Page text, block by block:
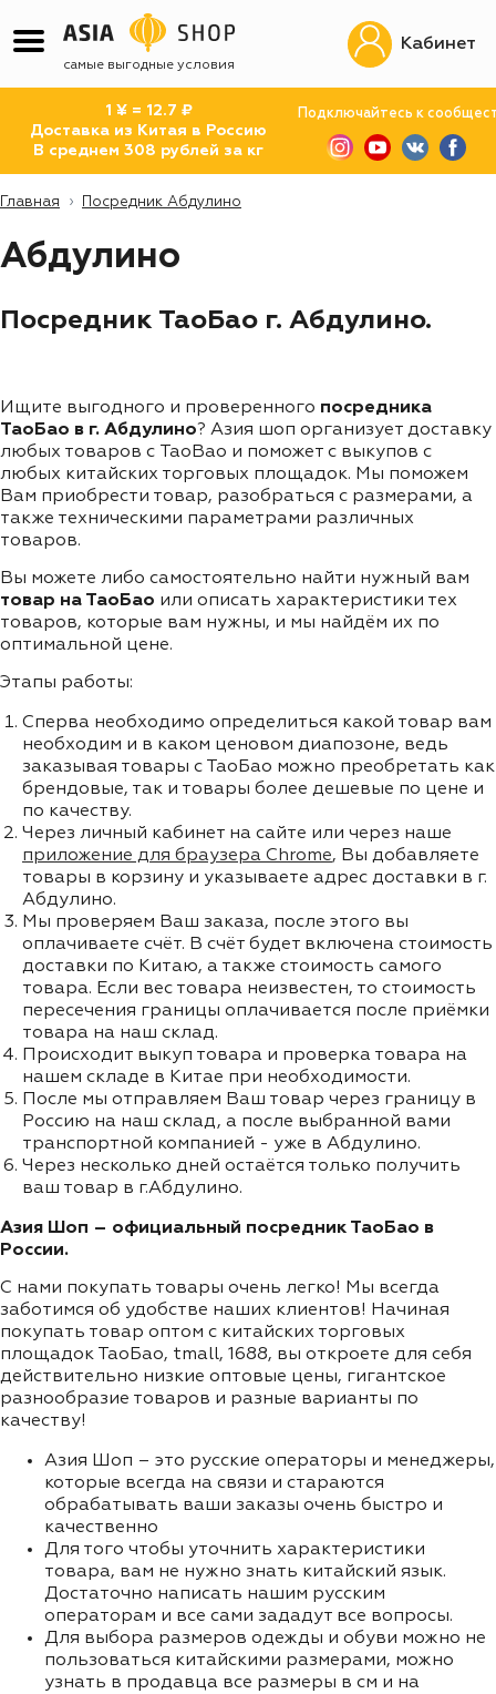
самые выгодные условия
1 ¥ = 12.7 ₽
Доставка из Китая в Россию
В среднем 308 рублей за кг
Подключайтесь к
Кабинет
Главная Посредник Абдулино
Абдулино
Посредник ТаоБао г. Абдулино.
Ищите выгодного и проверенного посредника
ТаоБао в г. Абдулино? Азия шоп организует доставку
любых товаров с TaoBao и поможет с выкупов с
любых китайских торговых площадок. Мы поможем
Вам приобрести товар, разобраться с размерами, а
также техническими параметрами различных
товаров.
Вы можете либо самостоятельно найти нужный вам
товар на ТаоБао или описать характеристики тех
товаров, которые вам нужны, и мы найдём их по
оптимальной цене.
Этапы работы:
Сперва необходимо определиться какой товар вам
необходим и в каком ценовом диапозоне, ведь
заказывая товары с ТаоБао можно преобретать как
брендовые, так и товары более дешевые по цене и
по качеству.
Через личный кабинет на сайте или через наше
приложение для браузера Chrome, Вы добавляете
товары в корзину и указываете адрес доставки в г.
Абдулино.
Мы проверяем Ваш заказа, после этого вы
оплачиваете счёт. В счёт будет включена стоимость
доставки по Китаю, а также стоимость самого
товара. Если вес товара неизвестен, то стоимость
пересечения границы оплачивается после приёмки
товара на наш склад.
Происходит выкуп товара и проверка товара на
нашем складе в Китае при необходимости.
После мы отправляем Ваш товар через границу в
Россию на наш склад, а после выбранной вами
транспортной компанией - уже в Абдулино.
Через несколько дней остаётся только получить
ваш товар в г.Абдулино.
Азия Шоп – официальный посредник ТаоБао в
России.
С нами покупать товары очень легко! Мы всегда
заботимся об удобстве наших клиентов! Начиная
покупать товар оптом с китайских торговых
площадок ТаоБао, tmall, 1688, вы откроете для себя
действительно низкие оптовые цены, гигантское
разнообразие товаров и разные варианты по
качеству!
Азия Шоп – это русские операторы и менеджеры,
которые всегда на связи и стараются
обрабатывать ваши заказы очень быстро и
качественно
Для того чтобы уточнить характеристики
товара, вам не нужно знать китайский язык.
Достаточно написать нашим русским
операторам и все сами зададут все вопросы.
Для выбора размеров одежды и обуви можно не
пользоваться китайскими размерами, можно
узнать в продавца все размеры в см и на